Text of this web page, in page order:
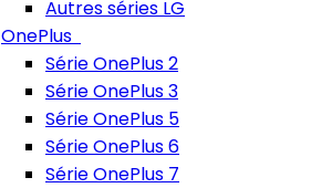
Autres séries LG
OnePlus
Série OnePlus 2
Série OnePlus 3
Série OnePlus 5
Série OnePlus 6
Série OnePlus 7